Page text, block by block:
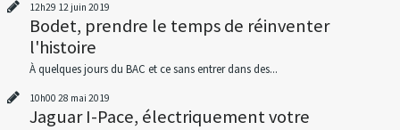
12h29 12 juin 2019
Bodet, prendre le temps de réinventer
l'histoire
À quelques jours du BAC et ce sans entrer dans des...
10h00 28 mai 2019
Jaguar I-Pace, électriquement votre